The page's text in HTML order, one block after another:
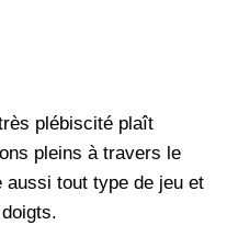
plébiscité plaît
pleins à travers le
tout type de jeu et